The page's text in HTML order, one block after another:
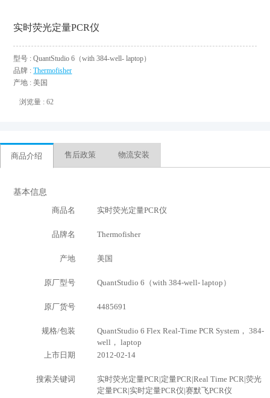
实时荧光定量PCR仪
型号 : QuantStudio 6（with 384-well- laptop）
品牌 :Thermofisher
产地 : 美国
浏览量 : 62
商品介绍 售后政策 物流安装
基本信息
商品名
实时荧光定量PCR仪
品牌名 Thermofisher
产地 美国
原厂型号 QuantStudio 6（with 384-well- laptop）
原厂货号 4485691
规格/包装
QuantStudio 6 Flex Real-Time PCR System， 384-
well， laptop
上市日期
2012-02-14
搜索关键词
实时荧光定量PCR|定量PCR|Real Time PCR|荧光
定量PCR|实时定量PCR仪|赛默飞PCR仪